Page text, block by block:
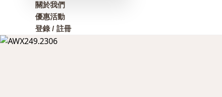
關於我們
優惠活動
登錄 / 註冊